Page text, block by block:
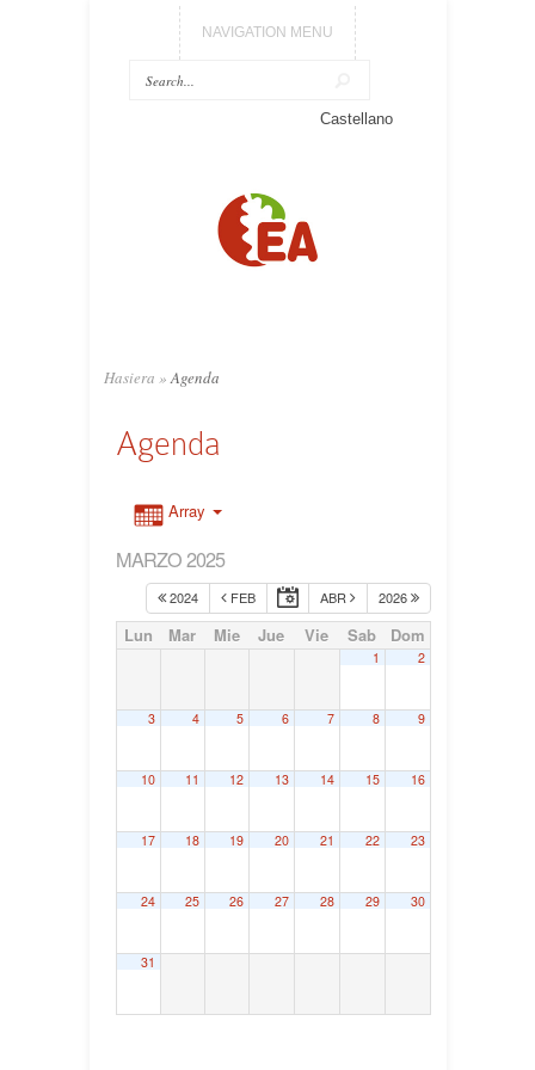
NAVIGATION MENU
Castellano
Hasiera » Agenda
Agenda
Array
MARZO 2025
2024 FEB ABR 2026
Lun Mar Mie Jue Vie Sab Dom
1 2
3 4 5 6 7 8 9
10 11 12 13 14 15 16
17 18 19 20 21 22 23
24 25 26 27 28 29 30
31